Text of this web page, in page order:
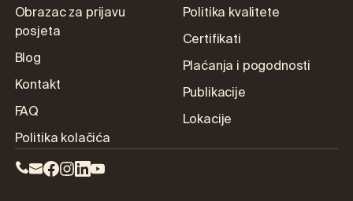
Obrazac za prijavu
posjeta
Blog
Kontakt
FAQ
Politika kolačića
Politika kvalitete
Certifikati
Plaćanja i pogodnosti
Publikacije
Lokacije